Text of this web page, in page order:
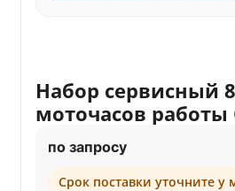
Набор сервисный
моточасов работы
по запросу
Срок поставки уточните у